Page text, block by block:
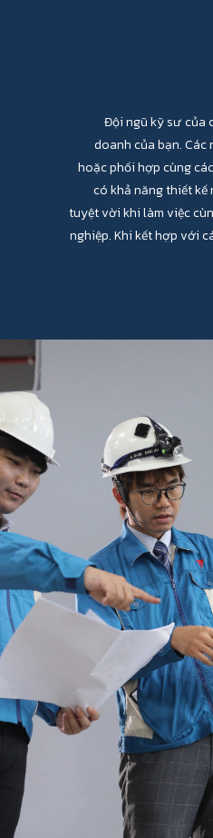
Đội ngũ kỹ sư của
doanh của bạn.
hoặc phối hợp cùng
có khả năng thiết
tuyệt vời khi làm việc
nghiệp. Khi kết hợp với